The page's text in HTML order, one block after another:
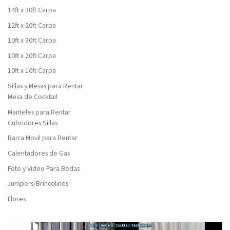
14ft x 30ft Carpa
12ft x 20ft Carpa
10ft x 30ft Carpa
10ft x 20ft Carpa
10ft x 10ft Carpa
Sillas y Mesas para Rentar
Mesa de Cocktail
Manteles para Rentar
Cubridores Sillas
Barra Movil para Rentar
Calentadores de Gas
Foto y Video Para Bodas
Jumpers/Brincolines
Flores